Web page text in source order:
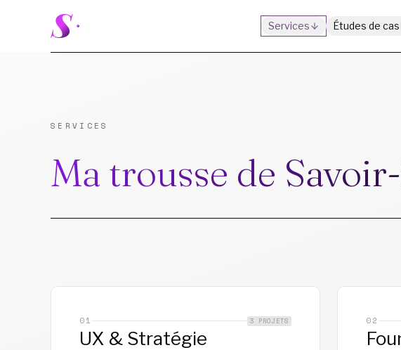
Services Études de cas
SERVICES
Ma trousse de
01 3 PROJETS
UX & Stratégie
02